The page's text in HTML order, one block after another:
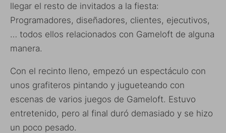
llegar el resto de invitados a la fiesta:
Programadores, diseñadores, clientes, ejecutivos,
… todos ellos relacionados con Gameloft de alguna
manera.
Con el recinto lleno, empezó un espectáculo con
unos grafiteros pintando y jugueteando con
escenas de varios juegos de Gameloft. Estuvo
entretenido, pero al final duró demasiado y se hizo
un poco pesado.